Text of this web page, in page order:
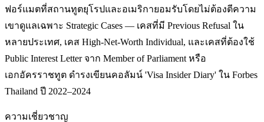
ฟอร์แมตที่สถานทูตยุโรปและอเมริกายอมรับโดยไม่ต้องตีความ
เขาดูแลเฉพาะ Strategic Cases — เคสที่มี Previous Refusal ใน
หลายประเทศ, เคส High-Net-Worth Individual, และเคสที่ต้องใช้
Public Interest Letter จาก Member of Parliament หรือ
เอกอัครราชทูต ดำรงเขียนคอลัมน์ 'Visa Insider Diary' ใน Forbes
Thailand ปี 2022–2024
ความเชี่ยวชาญ